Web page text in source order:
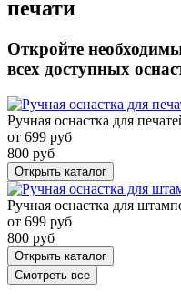
печати
Откройте
всех доступных
Ручная оснастка для
от 699 руб
800 руб
Открыть каталог
Ручная оснастка для
от 699 руб
800 руб
Открыть каталог
Смотреть все